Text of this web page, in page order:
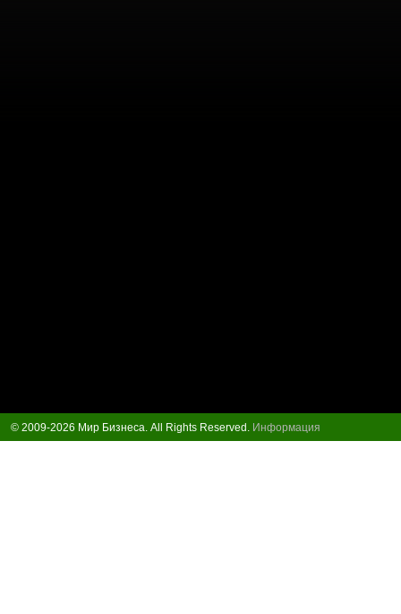
© 2009-2026 Мир Бизнеса. All Rights Reserved. Информация